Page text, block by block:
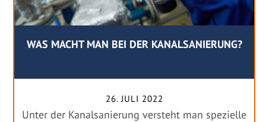
WAS MACHT MAN BEI DER KANALSANIERUNG?
26. JULI 2022
Unter der Kanalsanierung versteht man spezielle